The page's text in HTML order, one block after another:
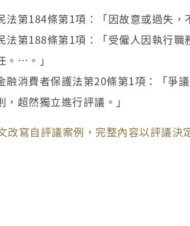
法第184條第1項：「因故意或過失
法第188條第1項：「受僱人因執行
。…。」
融消費者保護法第20條第1項：「爭
，超然獨立進行評議。」
寫自評議案例，完整內容以評議決